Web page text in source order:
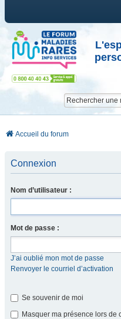
Accueil du forum
Connexion
Nom d’utilisateur :
Mot de passe :
J’ai oublié mon mot de passe
Renvoyer le courriel d’activation
Se souvenir de moi
Masquer ma présence lors de